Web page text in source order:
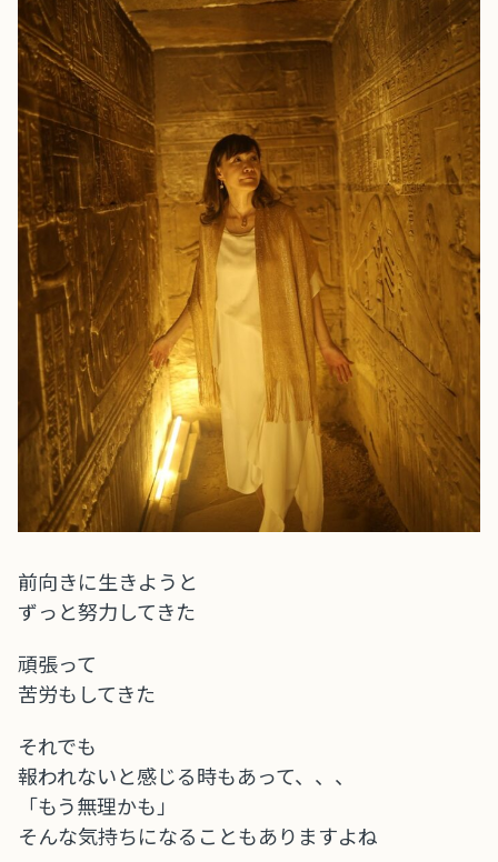
前向きに生きようと
ずっと努力してきた
頑張って
苦労もしてきた
それでも
報われないと感じる時もあって、、、
「もう無理かも」
そんな気持ちになることもありますよね